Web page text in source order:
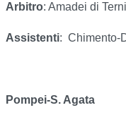
Arbitro: Amadei di Terni
Assistenti: Chimento-
Pompei-S. Agata